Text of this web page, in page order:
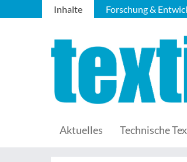
Inhalte Forschung &
Aktuelles Technische